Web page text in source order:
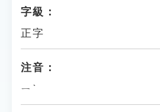
字級：
正字
注音：
ㄧˋ